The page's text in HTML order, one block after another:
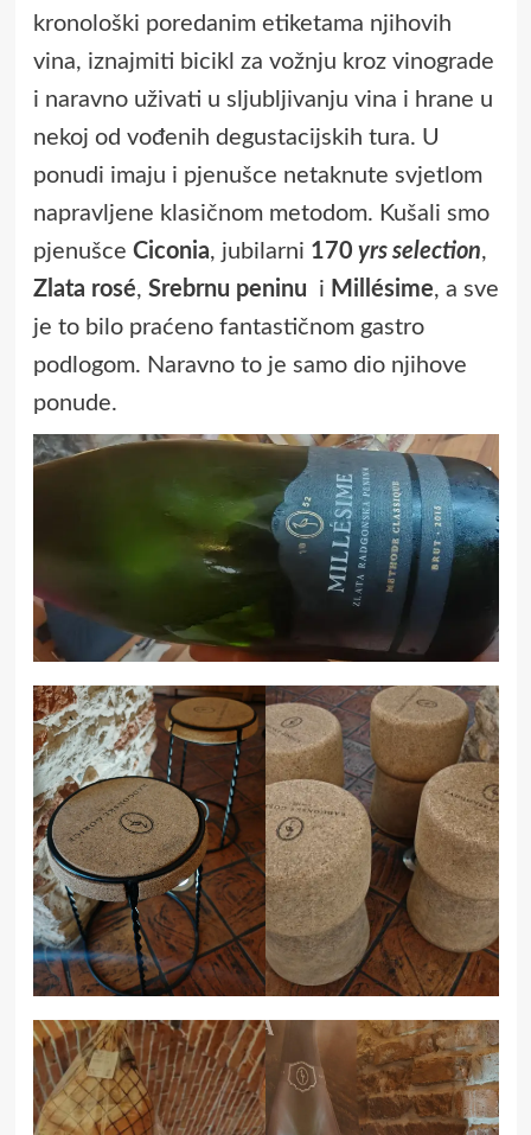
kronološki poredanim etiketama njihovih
vina, iznajmiti bicikl za vožnju kroz vinograde
i naravno uživati u sljubljivanju vina i hrane u
nekoj od vođenih degustacijskih tura. U
ponudi imaju i pjenušce netaknute svjetlom
napravljene klasičnom metodom. Kušali smo
pjenušce Ciconia, jubilarni 170 yrs selection,
Zlata rosé, Srebrnu peninu i Millésime, a sve
je to bilo praćeno fantastičnom gastro
podlogom. Naravno to je samo dio njihove
ponude.